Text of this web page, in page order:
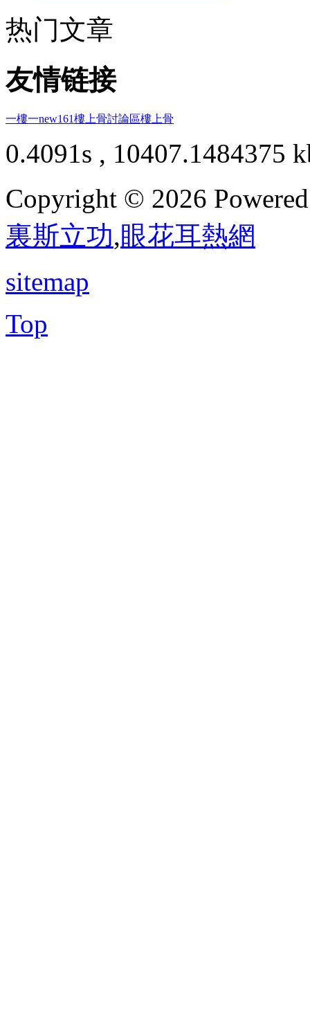
热门文章
友情链接
一樓一new161樓上骨討論區樓上骨
0.4091s , 10407.1484375
Copyright © 2026
裏斯立功,眼花耳熱網
sitemap
Top